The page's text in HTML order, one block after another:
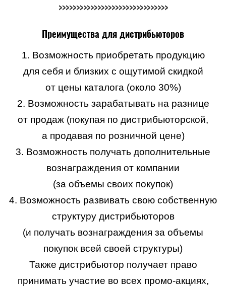
>>>>>>>>>>>>>>>>>>>>>>>>>>>>>>>
Преимущества для дистрибьюторов
1. Возможность приобретать продукцию
для себя и близких с ощутимой скидкой
от цены каталога (около 30%)
2. Возможность зарабатывать на разнице
от продаж (покупая по дистрибьюторской,
а продавая по розничной цене)
3. Возможность получать дополнительные
вознаграждения от компании
(за объемы своих покупок)
4. Возможность развивать свою собственную
структуру дистрибьюторов
(и получать вознаграждения за объемы
покупок всей своей структуры)
Также дистрибьютор получает право
принимать участие во всех промо-акциях,